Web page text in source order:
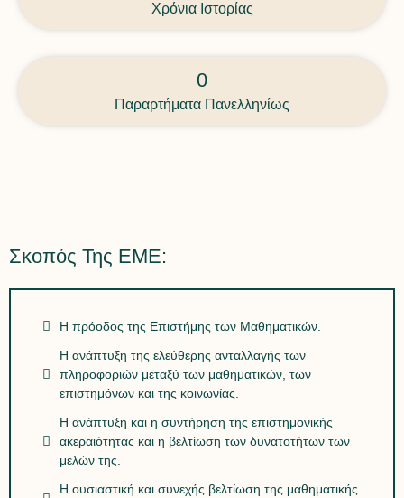
Χρόνια Ιστορίας
Παραρτήματα Πανελληνίως
0
Σκοπός Της ΕΜΕ:
Η πρόοδος της Επιστήμης των Μαθηματικών.
Η ανάπτυξη της ελεύθερης ανταλλαγής των
πληροφοριών μεταξύ των μαθηματικών, των
επιστημόνων και της κοινωνίας.
Η ανάπτυξη και η συντήρηση της επιστημονικής
ακεραιότητας και η βελτίωση των δυνατοτήτων των
μελών της.
Η ουσιαστική και συνεχής βελτίωση της μαθηματικής